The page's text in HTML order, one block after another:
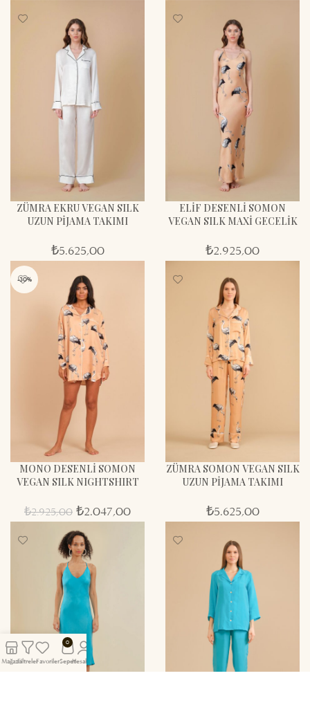
ZÜMRA EKRU VEGAN SILK
UZUN PİJAMA TAKIMI
₺5.625,00
ELİF DESENLİ SOMON
VEGAN SILK MAXİ GECELİK
₺2.925,00
-30%
MONO DESENLİ SOMON
VEGAN SILK NIGHTSHIRT
₺2.925,00 ₺2.047,00
ZÜMRA SOMON VEGAN SILK
UZUN PİJAMA TAKIMI
₺5.625,00
MağazaFiltrelerFavoriler
0
SepetHesabım